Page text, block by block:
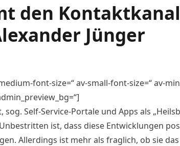
den
Jünger
font-size=“ av-small-font-size=“ av-
Self-Service-Portale und Apps als
ist, dass diese Entwicklungen
Allerdings ist mehr als fraglich, ob sie das